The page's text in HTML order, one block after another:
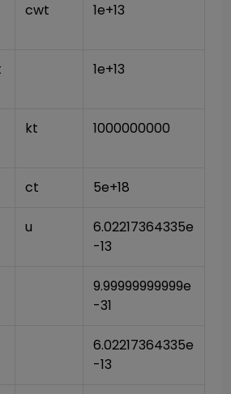
cwt 1e+13
1e+13
kt 1000000000
ct 5e+18
u
6.02217364335e
-13
9.99999999999e
-31
6.02217364335e
-13